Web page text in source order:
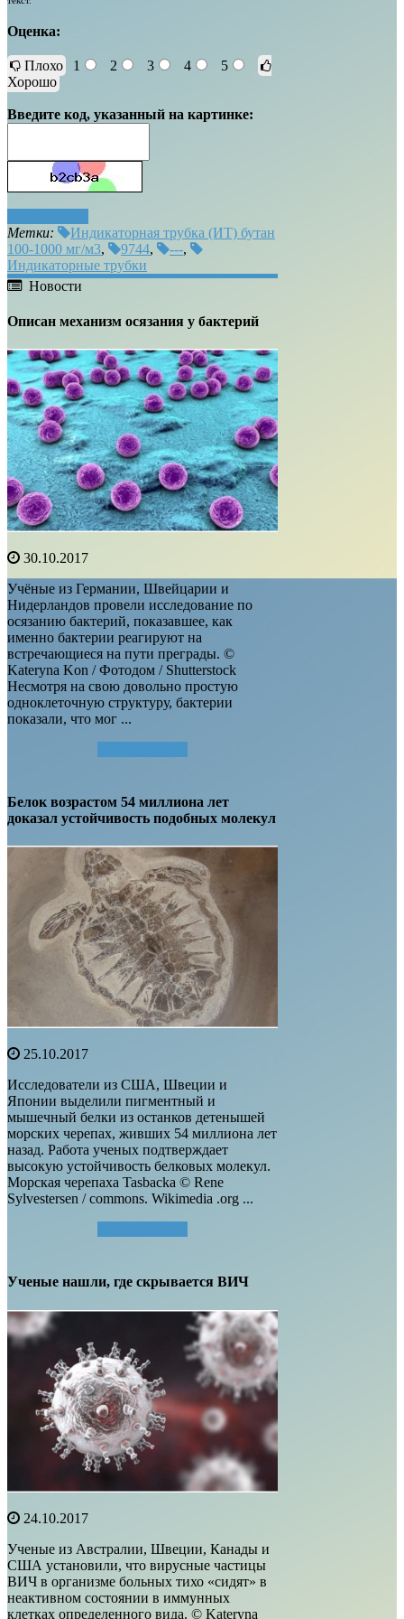
Оценка:
Плохо 1 2 3 4
5
Хорошо
Введите код, указанный на картинке:
Метки:
Индикаторная трубка (ИТ) бутан
100-1000 мг/м3, 9744, ---,
Индикаторные трубки
Новости
Описан механизм осязания у бактерий
30.10.2017
Учёные из Германии, Швейцарии и
Нидерландов провели исследование по
осязанию бактерий, показавшее, как
именно бактерии реагируют на
встречающиеся на пути преграды. ©
Kateryna Kon / Фотодом / Shutterstock
Несмотря на свою довольно простую
одноклеточную структуру, бактерии
показали, что мог ...
Белок возрастом 54 миллиона лет
доказал устойчивость подобных молекул
25.10.2017
Исследователи из США, Швеции и
Японии выделили пигментный и
мышечный белки из останков детенышей
морских черепах, живших 54 миллиона лет
назад. Работа ученых подтверждает
высокую устойчивость белковых молекул.
Морская черепаха Tasbacka © Rene
Sylvestersen / commons. Wikimedia .org ...
Ученые нашли, где скрывается ВИЧ
24.10.2017
Ученые из Австралии, Швеции, Канады и
США установили, что вирусные частицы
ВИЧ в организме больных тихо «сидят» в
неактивном состоянии в иммунных
клетках определенного вида. © Kateryna